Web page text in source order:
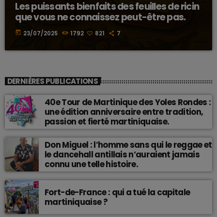
Les puissants bienfaits des feuilles de ricin
que vous ne connaissez peut-être pas.
today 23/07/2025 1792 821 7
DERNIÈRES PUBLICATIONS
40e Tour de Martinique des Yoles Rondes :
une édition anniversaire entre tradition,
passion et fierté martiniquaise.
Don Miguel : l’homme sans qui le reggae et
le dancehall antillais n’auraient jamais
connu une telle histoire.
Fort-de-France : qui a tué la capitale
martiniquaise ?